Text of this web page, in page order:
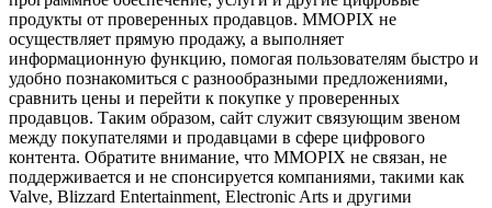
продукты от проверенных продавцов. MMOPIX не
осуществляет прямую продажу, а выполняет
информационную функцию, помогая пользователям быстро и
удобно познакомиться с разнообразными предложениями,
сравнить цены и перейти к покупке у проверенных
продавцов. Таким образом, сайт служит связующим звеном
между покупателями и продавцами в сфере цифрового
контента. Обратите внимание, что MMOPIX не связан, не
поддерживается и не спонсируется компаниями, такими как
Valve, Blizzard Entertainment, Electronic Arts и другими